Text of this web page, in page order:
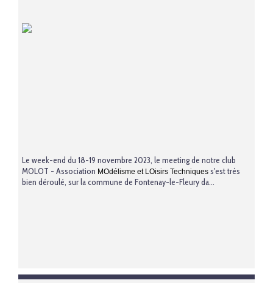
Le week-end du 18-19 novembre 2023, le meeting de notre club
MOLOT - Association MOdélisme et LOisirs Techniques s'est très
bien déroulé, sur la commune de Fontenay-le-Fleury da...